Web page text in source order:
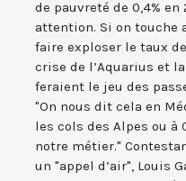
de pauvreté de 0,4%
attention. Si on touche
faire exploser le taux
crise de l’Aquarius et
feraient le jeu des
"On nous dit cela en
les cols des Alpes ou à
notre métier."
un "appel d’air", Louis